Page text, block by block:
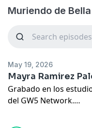
Muriendo de
May 19, 2026
Mayra Ramirez
Grabado en los
del GW5 Network.